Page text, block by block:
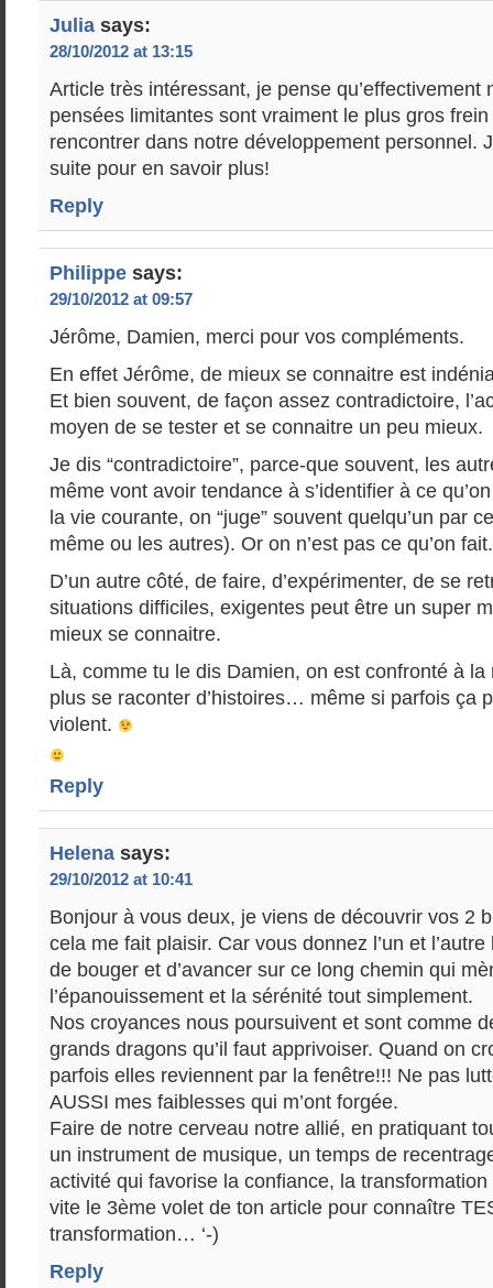
Julia says:
28/10/2012 at 13:15
Article très intéressant, je pense qu’effectivement
pensées limitantes sont vraiment le plus gros frein
rencontrer dans notre développement personnel.
suite pour en savoir plus!
Reply
Philippe says:
29/10/2012 at 09:57
Jérôme, Damien, merci pour vos compléments.
En effet Jérôme, de mieux se connaitre est
Et bien souvent, de façon assez contradictoire,
moyen de se tester et se connaitre un peu mieux.
Je dis “contradictoire”, parce-que souvent, les
même vont avoir tendance à s’identifier à ce
la vie courante, on “juge” souvent quelqu’un par
même ou les autres). Or on n’est pas ce qu’on fait.
D’un autre côté, de faire, d’expérimenter, de se
situations difficiles, exigentes peut être un super
mieux se connaitre.
Là, comme tu le dis Damien, on est confronté à
plus se raconter d’histoires… même si parfois ça
violent.
Reply
Helena says:
29/10/2012 at 10:41
Bonjour à vous deux, je viens de découvrir vos 2
cela me fait plaisir. Car vous donnez l’un et l’autre
de bouger et d’avancer sur ce long chemin qui
l’épanouissement et la sérénité tout simplement.
Nos croyances nous poursuivent et sont comme
grands dragons qu’il faut apprivoiser. Quand on
parfois elles reviennent par la fenêtre!!! Ne pas
AUSSI mes faiblesses qui m’ont forgée.
Faire de notre cerveau notre allié, en pratiquant
un instrument de musique, un temps de
activité qui favorise la confiance, la
vite le 3ème volet de ton article pour connaître
transformation… ‘-)
Reply